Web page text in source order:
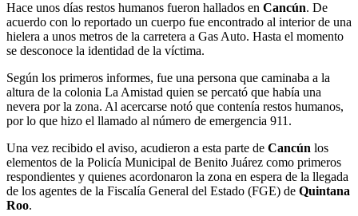
Hace unos días restos humanos fueron hallados en Cancún. De
acuerdo con lo reportado un cuerpo fue encontrado al interior de una
hielera a unos metros de la carretera a Gas Auto. Hasta el momento
se desconoce la identidad de la víctima.
Según los primeros informes, fue una persona que caminaba a la
altura de la colonia La Amistad quien se percató que había una
nevera por la zona. Al acercarse notó que contenía restos humanos,
por lo que hizo el llamado al número de emergencia 911.
Una vez recibido el aviso, acudieron a esta parte de Cancún los
elementos de la Policía Municipal de Benito Juárez como primeros
respondientes y quienes acordonaron la zona en espera de la llegada
de los agentes de la Fiscalía General del Estado (FGE) de Quintana
Roo.